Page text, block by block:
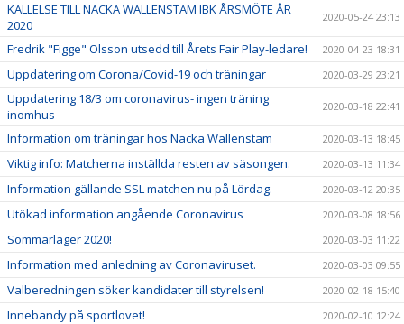
KALLELSE TILL NACKA WALLENSTAM IBK ÅRSMÖTE ÅR
2020
2020-05-24 23:13
Fredrik "Figge" Olsson utsedd till Årets Fair Play-ledare! 2020-04-23 18:31
Uppdatering om Corona/Covid-19 och träningar 2020-03-29 23:21
Uppdatering 18/3 om coronavirus- ingen träning
inomhus
2020-03-18 22:41
Information om träningar hos Nacka Wallenstam 2020-03-13 18:45
Viktig info: Matcherna inställda resten av säsongen. 2020-03-13 11:34
Information gällande SSL matchen nu på Lördag. 2020-03-12 20:35
Utökad information angående Coronavirus 2020-03-08 18:56
Sommarläger 2020! 2020-03-03 11:22
Information med anledning av Coronaviruset. 2020-03-03 09:55
Valberedningen söker kandidater till styrelsen! 2020-02-18 15:40
Innebandy på sportlovet! 2020-02-10 12:24